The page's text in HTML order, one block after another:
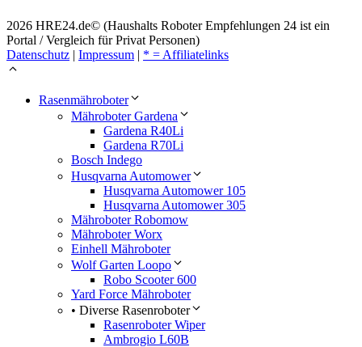
2026 HRE24.de© (Haushalts Roboter Empfehlungen 24 ist ein
Portal / Vergleich für Privat Personen)
Datenschutz | Impressum | * = Affiliatelinks
Rasenmähroboter
Mähroboter Gardena
Gardena R40Li
Gardena R70Li
Bosch Indego
Husqvarna Automower
Husqvarna Automower 105
Husqvarna Automower 305
Mähroboter Robomow
Mähroboter Worx
Einhell Mähroboter
Wolf Garten Loopo
Robo Scooter 600
Yard Force Mähroboter
• Diverse Rasenroboter
Rasenroboter Wiper
Ambrogio L60B